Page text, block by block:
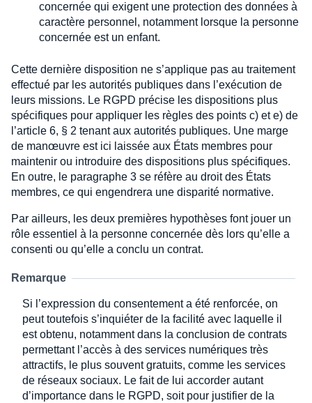
concernée qui exigent une protection des données à
caractère personnel, notamment lorsque la personne
concernée est un enfant.
Cette dernière disposition ne s’applique pas au traitement
effectué par les autorités publiques dans l’exécution de
leurs missions. Le RGPD précise les dispositions plus
spécifiques pour appliquer les règles des points c) et e) de
l’article 6, § 2 tenant aux autorités publiques. Une marge
de manœuvre est ici laissée aux États membres pour
maintenir ou introduire des dispositions plus spécifiques.
En outre, le paragraphe 3 se réfère au droit des États
membres, ce qui engendrera une disparité normative.
Par ailleurs, les deux premières hypothèses font jouer un
rôle essentiel à la personne concernée dès lors qu’elle a
consenti ou qu’elle a conclu un contrat.
Remarque
Si l’expression du consentement a été renforcée, on
peut toutefois s’inquiéter de la facilité avec laquelle il
est obtenu, notamment dans la conclusion de contrats
permettant l’accès à des services numériques très
attractifs, le plus souvent gratuits, comme les services
de réseaux sociaux. Le fait de lui accorder autant
d’importance dans le RGPD, soit pour justifier de la